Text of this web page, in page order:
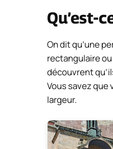
Qu’est-
On dit qu’une
rectangulaire
découvrent
Vous savez
largeur.